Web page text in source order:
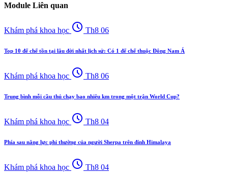
Module Liên quan
Khám phá khoa học schedule Th8 06
Top 10 đế chế tồn tại lâu đời nhất lịch sử: Có 1 đế chế thuộc Đông Nam Á
Khám phá khoa học schedule Th8 06
Trung bình mỗi cầu thủ chạy bao nhiêu km trong một trận World Cup?
Khám phá khoa học schedule Th8 04
Phía sau năng lực phi thường của người Sherpa trên đỉnh Himalaya
Khám phá khoa học schedule Th8 04